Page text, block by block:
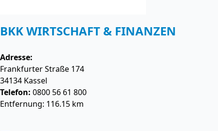
BKK WIRTSCHAFT & FINANZEN
Adresse:
Frankfurter Straße 174
34134 Kassel
Telefon: 0800 56 61 800
Entfernung: 116.15 km